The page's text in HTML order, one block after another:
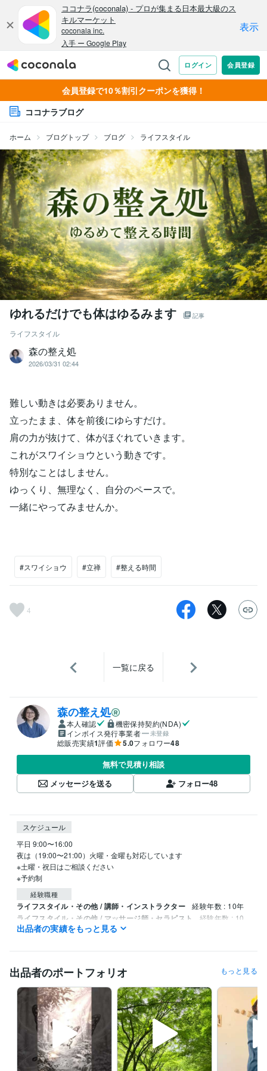
会員登録で10％割引クーポンを獲得！
ココナラブログ
ホーム ブログトップ ブログ ライフスタイル
ゆれるだけでも体はゆるみます 記事
ライフスタイル
森の整え処
2026/03/31 02:44
難しい動きは必要ありません。
立ったまま、体を前後にゆらすだけ。
肩の力が抜けて、体がほぐれていきます。
これがスワイショウという動きです。
特別なことはしません。
ゆっくり、無理なく、自分のペースで。
一緒にやってみませんか。
#スワイショウ #立禅 #整える時間
4
一覧に戻る
森の整え処
本人確認
機密保持契約(NDA)
インボイス発行事業者
未登録
総販売実績1評価 5.0フォロワー48
無料で見積り相談
メッセージを送る
フォロー48
スケジュール
平日 9:00〜16:00
夜は（19:00〜21:00）火曜・金曜も対応しています
※土曜・祝日はご相談ください
経験職種
ライフスタイル・その他 / 講師・インストラクター 経験年数 : 10年
ライフスタイル・その他 / マッサージ師・セラピスト
経験年数 : 10
年
フリーランス 2015年3月 ~ 現在
得意分野
悩み相談・カウンセリング 雑談・話し相手・ボディーワーク
メンタルケア
出品者の実績をもっと見る
出品者のポートフォリオ もっと見る